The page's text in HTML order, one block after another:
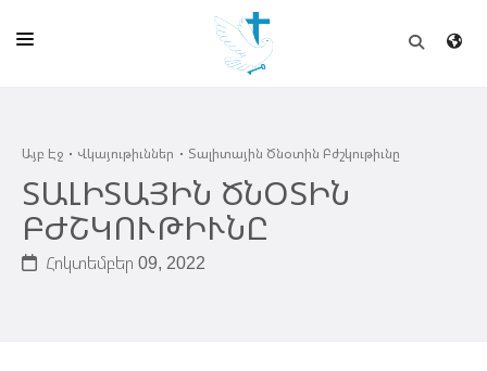
ԵԿԵՂԵՑԻ
ՈՒՂԻՂ
ԴՊՐՈՑ
Այբ Էջ Վկայութիւններ Տալիտային Ծնօտին Բժշկութիւնը
ՏԱԼԻՏԱՅԻՆ ԾՆՕՏԻՆ
ԲԺՇԿՈՒԹԻՒՆԸ
Հոկտեմբեր 09, 2022